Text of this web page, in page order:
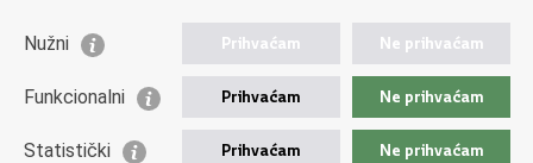
Stočni fond na Banovini u porastu
Hrvati iz BiH u obnovi Banovine
Trogirska HVIDRA donirala informatičku opremu
Nužni Prihvaćam Ne prihvaćam
Funkcionalni Prihvaćam Ne prihvaćam
Statistički Prihvaćam Ne prihvaćam